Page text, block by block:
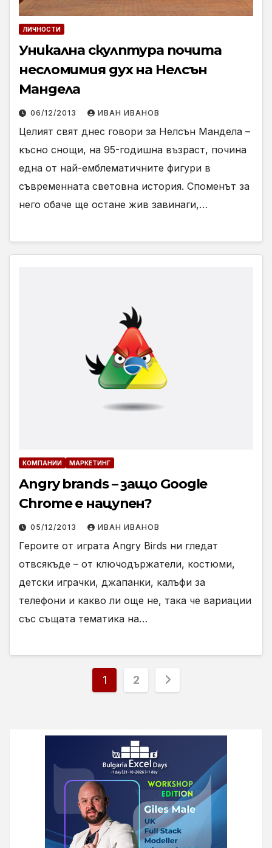
ЛИЧНОСТИ
Уникална скулптура почита
несломимия дух на Нелсън
Мандела
06/12/2013 ИВАН ИВАНОВ
Целият свят днес говори за Нелсън Мандела –
късно снощи, на 95-годишна възраст, почина
една от най-емблематичните фигури в
съвременната световна история. Споменът за
него обаче ще остане жив завинаги,…
КОМПАНИИ МАРКЕТИНГ
Angry brands – защо Google
Chrome е нацупен?
05/12/2013 ИВАН ИВАНОВ
Героите от играта Angry Birds ни гледат
отвсякъде – от ключодържатели, костюми,
детски играчки, джапанки, калъфи за
телефони и какво ли още не, така че вариации
със същата тематика на…
Разделяне
публикациите
страници
1 2